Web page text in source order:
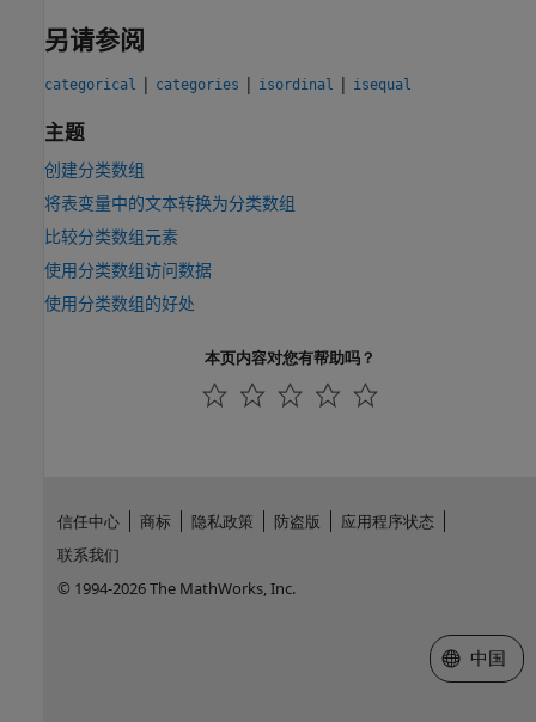
另请参阅
categorical | categories | isordinal | isequal
主题
创建分类数组
将表变量中的文本转换为分类数组
比较分类数组元素
使用分类数组访问数据
使用分类数组的好处
本页内容对您有帮助吗？
信任中心 商标 隐私政策 防盗版
应用程序状态
联系我们
© 1994-2026 The MathWorks, Inc.
选择网站
中国